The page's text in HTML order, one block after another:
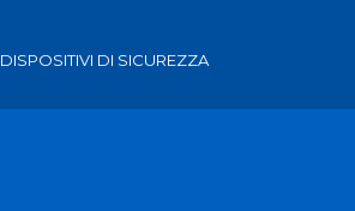
DISPOSITIVI DI SICUREZZA